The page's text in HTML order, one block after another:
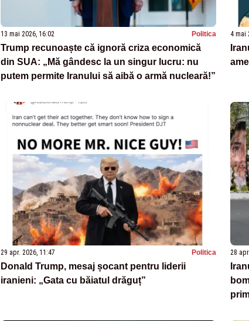
13 mai 2026, 16:02 Politica
Trump recunoaște că ignoră criza economică
din SUA: „Mă gândesc la un singur lucru: nu
putem permite Iranului să aibă o armă nucleară!”
4 mai
29 apr. 2026, 11:47 Politica
Donald Trump, mesaj șocant pentru liderii
iranieni: „Gata cu băiatul drăguț”
28